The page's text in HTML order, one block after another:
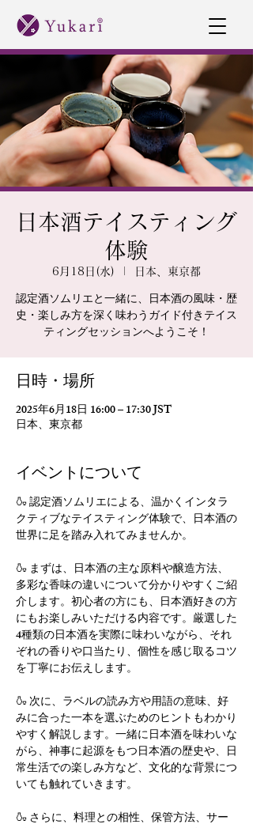
日本酒テイスティング
体験
6月18日(水) 日本、東京都
認定酒ソムリエと一緒に、日本酒の風味・歴
史・楽しみ方を深く味わうガイド付きテイス
ティングセッションへようこそ！
日時・場所
2025年6月18日 16:00 – 17:30 JST
日本、東京都
イベントについて
🍶 認定酒ソムリエによる、温かくインタラ
クティブなテイスティング体験で、日本酒の
世界に足を踏み入れてみませんか。
🍶 まずは、日本酒の主な原料や醸造方法、
多彩な香味の違いについて分かりやすくご紹
介します。初心者の方にも、日本酒好きの方
にもお楽しみいただける内容です。厳選した
4種類の日本酒を実際に味わいながら、それ
ぞれの香りや口当たり、個性を感じ取るコツ
を丁寧にお伝えします。
🍶 次に、ラベルの読み方や用語の意味、好
みに合った一本を選ぶためのヒントもわかり
やすく解説します。一緒に日本酒を味わいな
がら、神事に起源をもつ日本酒の歴史や、日
常生活での楽しみ方など、文化的な背景につ
いても触れていきます。
🍶 さらに、料理との相性、保管方法、サー